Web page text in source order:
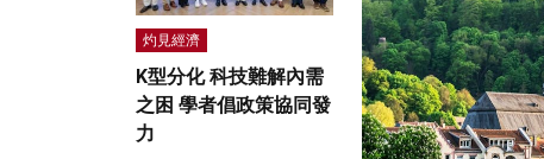
灼見經濟
K型分化 科技難解內需
之困 學者倡政策協同發
力